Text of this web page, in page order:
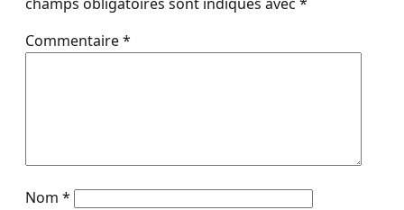
Commentaire*
Nom *